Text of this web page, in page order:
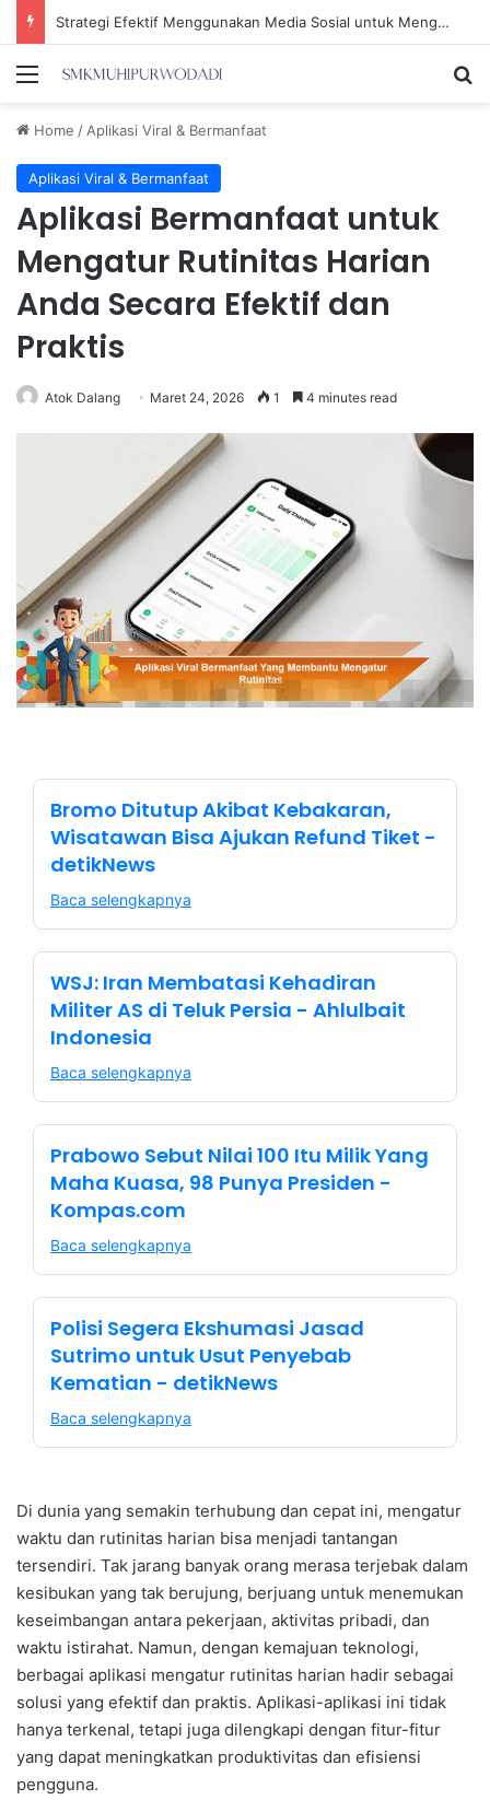
Strategi Efektif Menggunakan Media Sosial untuk Menghemat Waktu Berharga Anda
Menu
Home / Aplikasi Viral & Bermanfaat
Aplikasi Viral & Bermanfaat
Aplikasi Bermanfaat untuk
Mengatur Rutinitas Harian
Anda Secara Efektif dan
Praktis
Atok Dalang Maret 24, 2026 1 4 minutes read
Bromo Ditutup Akibat Kebakaran,
Wisatawan Bisa Ajukan Refund Tiket -
detikNews
Baca selengkapnya
WSJ: Iran Membatasi Kehadiran
Militer AS di Teluk Persia - Ahlulbait
Indonesia
Baca selengkapnya
Prabowo Sebut Nilai 100 Itu Milik Yang
Maha Kuasa, 98 Punya Presiden -
Kompas.com
Baca selengkapnya
Polisi Segera Ekshumasi Jasad
Sutrimo untuk Usut Penyebab
Kematian - detikNews
Baca selengkapnya
Di dunia yang semakin terhubung dan cepat ini, mengatur
waktu dan rutinitas harian bisa menjadi tantangan
tersendiri. Tak jarang banyak orang merasa terjebak dalam
kesibukan yang tak berujung, berjuang untuk menemukan
keseimbangan antara pekerjaan, aktivitas pribadi, dan
waktu istirahat. Namun, dengan kemajuan teknologi,
berbagai aplikasi mengatur rutinitas harian hadir sebagai
solusi yang efektif dan praktis. Aplikasi-aplikasi ini tidak
hanya terkenal, tetapi juga dilengkapi dengan fitur-fitur
yang dapat meningkatkan produktivitas dan efisiensi
pengguna.